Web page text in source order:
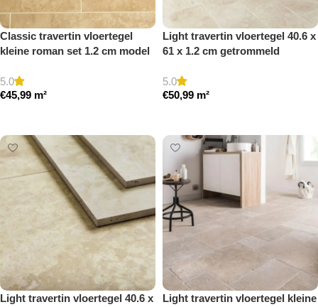
Classic travertin vloertegel
kleine roman set 1.2 cm model
5.0
€45,99 m²
Light travertin vloertegel 40.6 x
61 x 1.2 cm getrommeld
5.0
€50,99 m²
Light travertin vloertegel 40.6 x
Light travertin vloertegel kleine